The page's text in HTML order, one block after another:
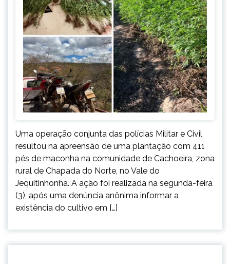
Uma operação conjunta das polícias Militar e Civil
resultou na apreensão de uma plantação com 411
pés de maconha na comunidade de Cachoeira, zona
rural de Chapada do Norte, no Vale do
Jequitinhonha. A ação foi realizada na segunda-feira
(3), após uma denúncia anônima informar a
existência do cultivo em […]